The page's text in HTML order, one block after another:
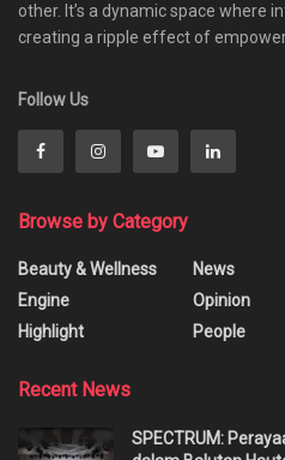
other. It’s a dynamic space where
creating a ripple effect of
Follow Us
Browse by Category
Beauty & Wellness
Engine
Highlight
News
Opinion
People
Recent News
SPECTRUM: